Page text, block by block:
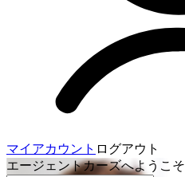
マイアカウント ログアウト
エージェントカーズへようこそ